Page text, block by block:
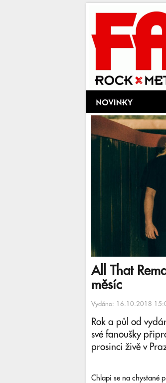
All That
měsíc
Vydáno: 16.10.2018
Rok a půl od
své fanoušky
prosinci živě v
Chlapi se na chystané